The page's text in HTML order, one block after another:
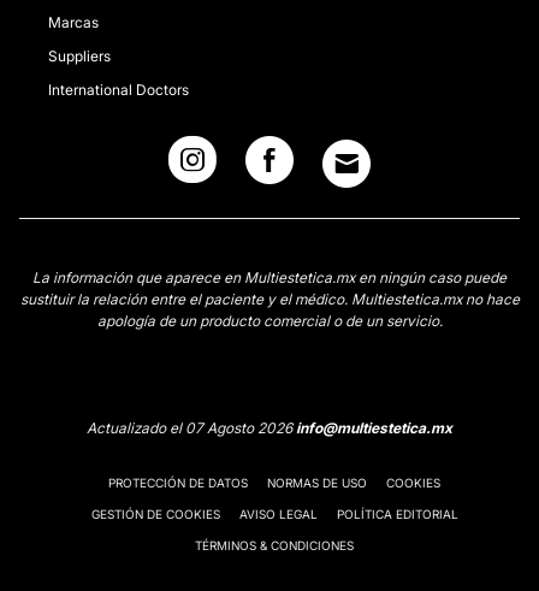
Marcas
Suppliers
International Doctors
La información que aparece en Multiestetica.mx en ningún caso puede
sustituir la relación entre el paciente y el médico. Multiestetica.mx no hace
apología de un producto comercial o de un servicio.
Actualizado el 07 Agosto 2026info@multiestetica.mx
PROTECCIÓN DE DATOS NORMAS DE USO COOKIES
GESTIÓN DE COOKIES AVISO LEGAL POLÍTICA EDITORIAL
TÉRMINOS & CONDICIONES